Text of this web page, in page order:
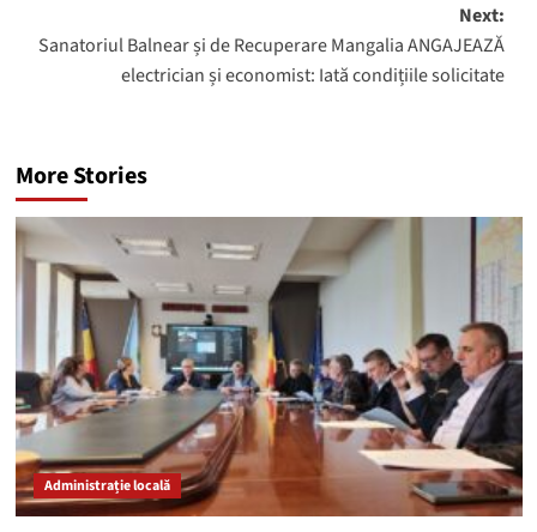
Next:
Sanatoriul Balnear și de Recuperare Mangalia ANGAJEAZĂ
electrician și economist: Iată condițiile solicitate
More Stories
Administrație locală